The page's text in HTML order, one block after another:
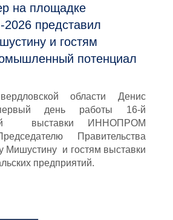
на площадке
представил
и гостям
потенциал
области Денис
день работы 16-й
выставки ИННОПРОМ
Правительства
Мишустину и гостям выставки
предприятий.